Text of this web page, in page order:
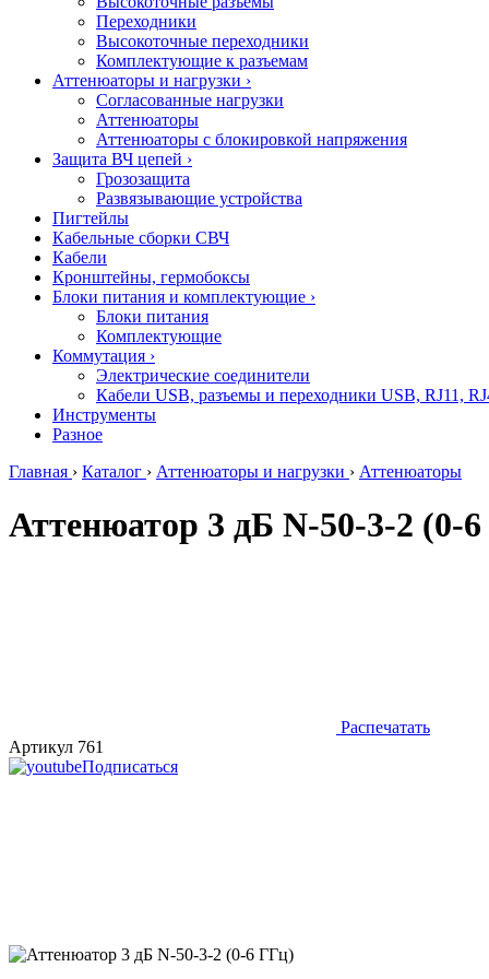
Переходники
Высокоточные переходники
Комплектующие к разъемам
Аттенюаторы и нагрузки ›
Согласованные нагрузки
Аттенюаторы
Аттенюаторы с блокировкой напряжения
Защита ВЧ цепей ›
Грозозащита
Развязывающие устройства
Пигтейлы
Кабельные сборки СВЧ
Кабели
Кронштейны, гермобоксы
Блоки питания и комплектующие ›
Блоки питания
Комплектующие
Коммутация ›
Электрические соединители
Кабели USB, разъемы и переходники USB, RJ11,
Инструменты
Разное
Главная › Каталог › Аттенюаторы и нагрузки › Аттенюаторы
Аттенюатор 3 дБ N-50-3-2 (0-
Распечатать
Артикул 761
Подписаться